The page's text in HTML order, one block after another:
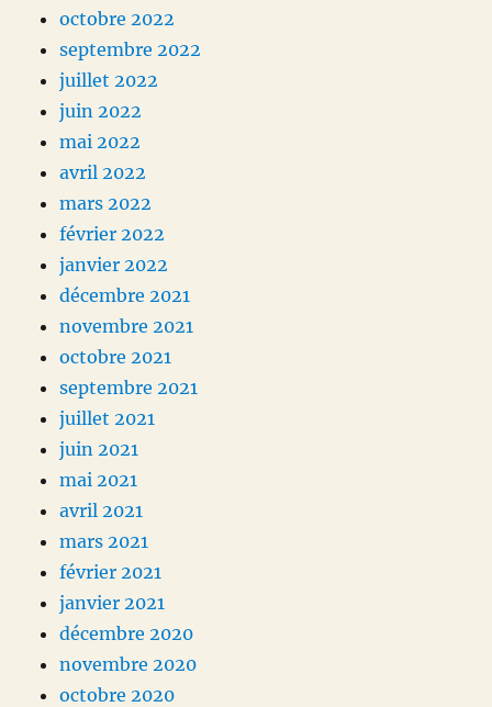
octobre 2022
septembre 2022
juillet 2022
juin 2022
mai 2022
avril 2022
mars 2022
février 2022
janvier 2022
décembre 2021
novembre 2021
octobre 2021
septembre 2021
juillet 2021
juin 2021
mai 2021
avril 2021
mars 2021
février 2021
janvier 2021
décembre 2020
novembre 2020
octobre 2020